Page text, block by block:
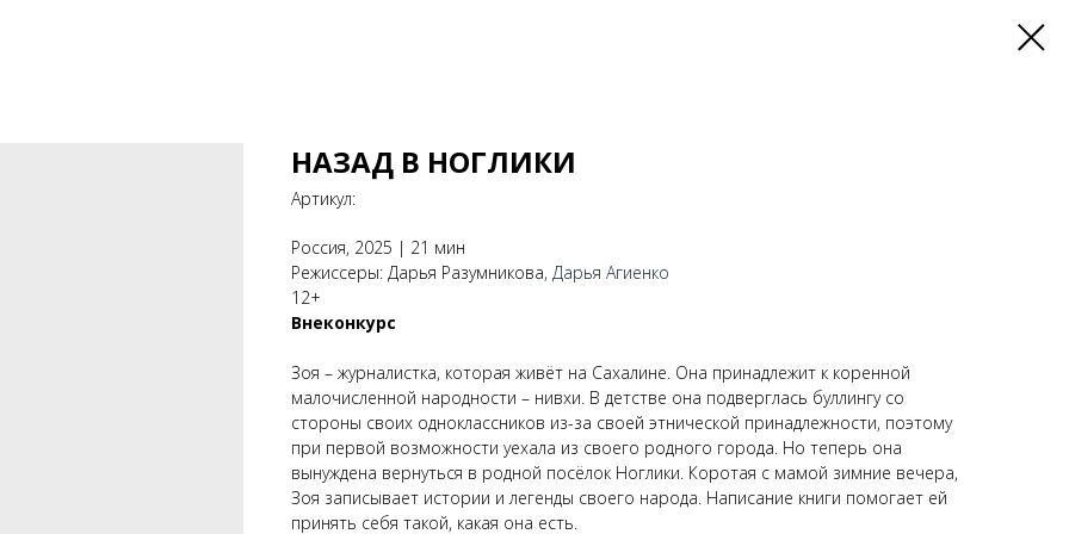
НАЗАД В НОГЛИКИ
Артикул:
Россия, 2025 | 21 мин
Режиссеры: Дарья Разумникова, Дарья Агиенко
12+
Внеконкурс
Зоя – журналистка, которая живёт на Сахалине. Она принадлежит к коренной
малочисленной народности – нивхи. В детстве она подверглась буллингу со
стороны своих одноклассников из-за своей этнической принадлежности, поэтому
при первой возможности уехала из своего родного города. Но теперь она
вынуждена вернуться в родной посёлок Ноглики. Коротая с мамой зимние вечера,
Зоя записывает истории и легенды своего народа. Написание книги помогает ей
принять себя такой, какая она есть.